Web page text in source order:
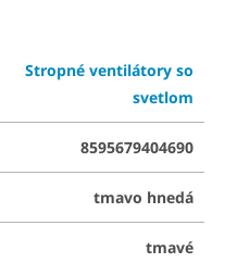
Stropné ventilátory so
svetlom
8595679404690
tmavo hnedá
tmavé